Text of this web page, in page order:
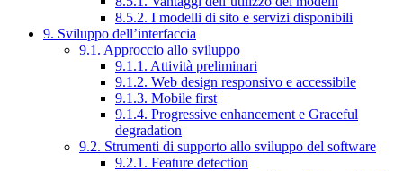
8.5.2. I modelli di sito e servizi disponibili
9. Sviluppo dell’interfaccia
9.1. Approccio allo sviluppo
9.1.1. Attività preliminari
9.1.2. Web design responsivo e accessibile
9.1.3. Mobile first
9.1.4. Progressive enhancement e Graceful
degradation
9.2. Strumenti di supporto allo sviluppo del software
9.2.1. Feature detection